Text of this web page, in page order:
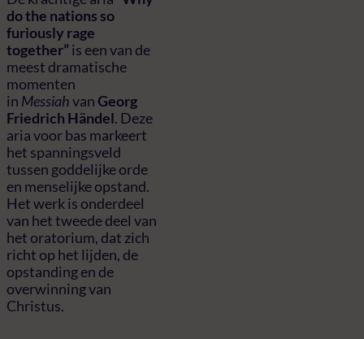
do the nations so
furiously rage
together” is een van de
meest dramatische
momenten
in MessiahvanGeorg
Friedrich Händel. Deze
aria voor bas markeert
het spanningsveld
tussen goddelijke orde
en menselijke opstand.
Het werk is onderdeel
van het tweede deel van
het oratorium, dat zich
richt op het lijden, de
opstanding en de
overwinning van
Christus.